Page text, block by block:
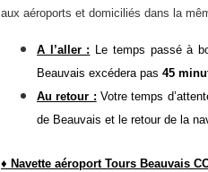
aux aéroports et domiciliés dans la
A l’aller : Le temps passé à
Beauvais excédera pas 45
Au retour : Votre temps
de Beauvais et le retour de la
♦ Navette aéroport Tours Beauvais